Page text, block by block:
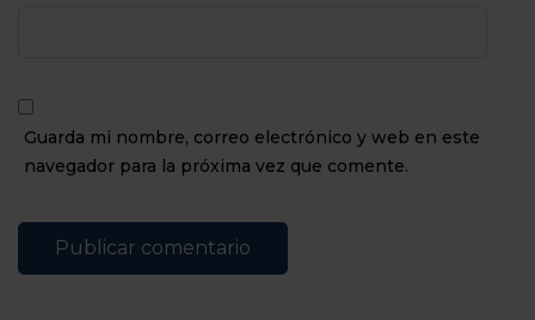
Guarda mi nombre, correo electrónico y web en este
navegador para la próxima vez que comente.